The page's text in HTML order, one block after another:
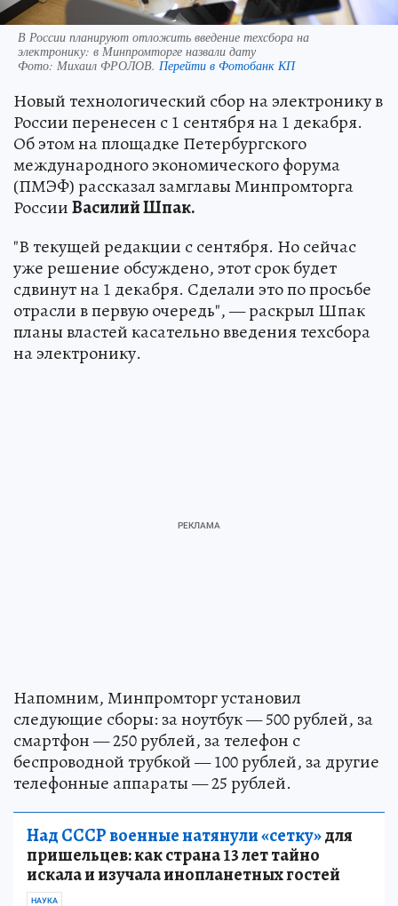
В России планируют отложить введение техсбора на
электронику: в Минпромторге назвали дату
Фото: Михаил ФРОЛОВ. Перейти в Фотобанк КП
Новый технологический сбор на электронику в
России перенесен с 1 сентября на 1 декабря.
Об этом на площадке Петербургского
международного экономического форума
(ПМЭФ) рассказал замглавы Минпромторга
РоссииВасилий Шпак.
"В текущей редакции с сентября. Но сейчас
уже решение обсуждено, этот срок будет
сдвинут на 1 декабря. Сделали это по просьбе
отрасли в первую очередь", — раскрыл Шпак
планы властей касательно введения техсбора
на электронику.
Напомним, Минпромторг установил
следующие сборы: за ноутбук — 500 рублей, за
смартфон — 250 рублей, за телефон с
беспроводной трубкой — 100 рублей, за другие
телефонные аппараты — 25 рублей.
Над СССР военные натянули «сетку»для
пришельцев: как страна 13 лет тайно
искала и изучала инопланетных гостей
НАУКА